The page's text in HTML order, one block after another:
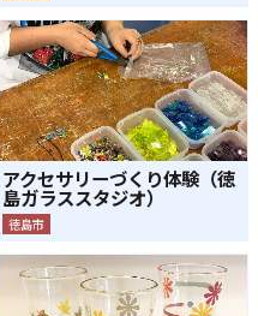
アクセサリーづくり体験（徳
島ガラススタジオ）
徳島市